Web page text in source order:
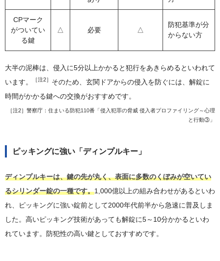
CPマーク
がついてい
る鍵
△ 必要 △
防犯基準が分
からない方
大半の泥棒は、侵入に5分以上かかると犯行をあきらめるといわれて
います。
［注2］ そのため、玄関ドアからの侵入を防ぐには、解錠に
時間がかかる鍵への交換がおすすめです。
［注2］警察庁： 住まいる防犯110番「侵入犯罪の脅威 侵入者プロファイリング～心理
と行動③」
ピッキングに強い「ディンプルキー」
ディンプルキーは、鍵の先が丸く、表面に多数のくぼみが空いてい
るシリンダー錠の一種です。1,000億以上の組み合わせがあるといわ
れ、ピッキングに強い錠前として2000年代前半から急速に普及しま
した。高いピッキング技術があっても解錠に5～10分かかるといわ
れています。防犯性の高い鍵としておすすめです。